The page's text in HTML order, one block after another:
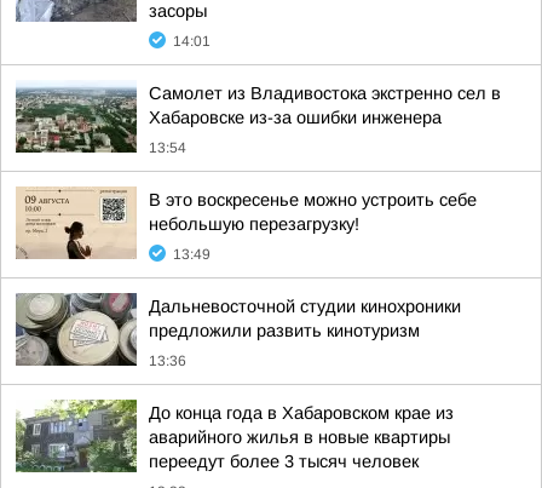
засоры
14:01
Самолет из Владивостока экстренно сел в
Хабаровске из-за ошибки инженера
13:54
В это воскресенье можно устроить себе
небольшую перезагрузку!
13:49
Дальневосточной студии кинохроники
предложили развить кинотуризм
13:36
До конца года в Хабаровском крае из
аварийного жилья в новые квартиры
переедут более 3 тысяч человек